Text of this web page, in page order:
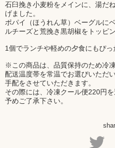
石臼挽き小麦粉をメインに、湯だ
げました。
ポパイ（ほうれん草）ベーグルに
ルチーズと荒挽き黒胡椒をトッピ
1個でランチや軽めの夕食にもぴっ
※この商品は、品質保持のため冷
配送温度帯を常温でお選びいただ
手配をさせていただきます。
その際には、冷凍クール便220円を
予めご了承下さい。